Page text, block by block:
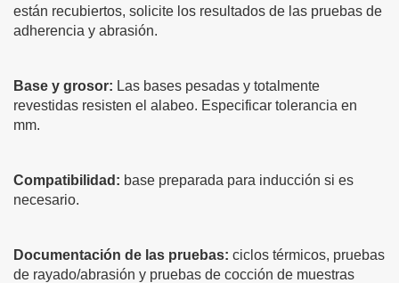
están recubiertos, solicite los resultados de las pruebas de
adherencia y abrasión.
Base y grosor: Las bases pesadas y totalmente
revestidas resisten el alabeo. Especificar tolerancia en
mm.
Compatibilidad: base preparada para inducción si es
necesario.
Documentación de las pruebas: ciclos térmicos, pruebas
de rayado/abrasión y pruebas de cocción de muestras